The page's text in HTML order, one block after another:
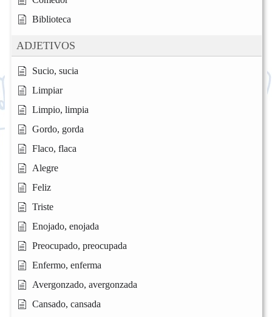
Biblioteca
ADJETIVOS
Sucio, sucia
Limpiar
Limpio, limpia
Gordo, gorda
Flaco, flaca
Alegre
Feliz
Triste
Enojado, enojada
Preocupado, preocupada
Enfermo, enferma
Avergonzado, avergonzada
Cansado, cansada